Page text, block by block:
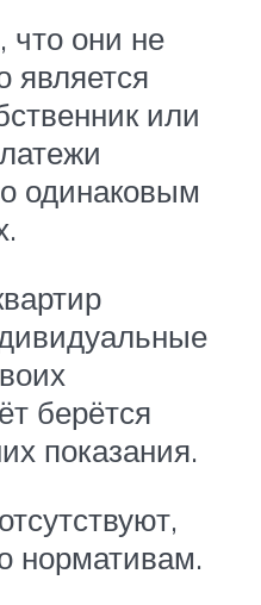
что они не
является
или
одинаковым
берётся
показания.
нормативам.